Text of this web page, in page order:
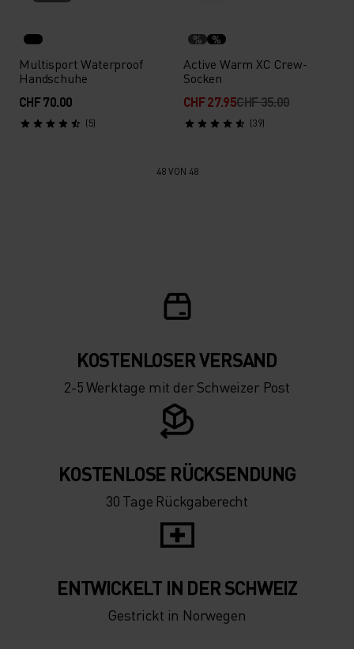
Multisport Waterproof
Handschuhe
CHF 70.00
(5)
% %
Active Warm XC Crew-
Socken
CHF 27.95CHF 35.00
(39)
48 VON 48
KOSTENLOSER VERSAND
2-5 Werktage mit der Schweizer Post
KOSTENLOSE RÜCKSENDUNG
30 Tage Rückgaberecht
ENTWICKELT IN DER SCHWEIZ
Gestrickt in Norwegen